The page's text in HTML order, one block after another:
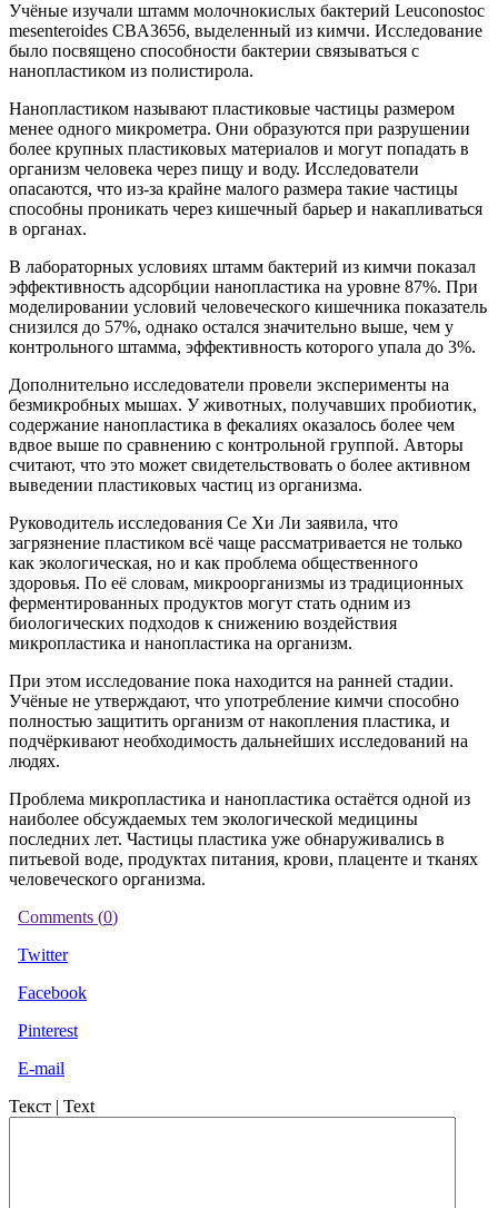
Учёные изучали штамм молочнокислых бактерий Leuconostoc
mesenteroides CBA3656, выделенный из кимчи. Исследование
было посвящено способности бактерии связываться с
нанопластиком из полистирола.
Нанопластиком называют пластиковые частицы размером
менее одного микрометра. Они образуются при разрушении
более крупных пластиковых материалов и могут попадать в
организм человека через пищу и воду. Исследователи
опасаются, что из-за крайне малого размера такие частицы
способны проникать через кишечный барьер и накапливаться
в органах.
В лабораторных условиях штамм бактерий из кимчи показал
эффективность адсорбции нанопластика на уровне 87%. При
моделировании условий человеческого кишечника показатель
снизился до 57%, однако остался значительно выше, чем у
контрольного штамма, эффективность которого упала до 3%.
Дополнительно исследователи провели эксперименты на
безмикробных мышах. У животных, получавших пробиотик,
содержание нанопластика в фекалиях оказалось более чем
вдвое выше по сравнению с контрольной группой. Авторы
считают, что это может свидетельствовать о более активном
выведении пластиковых частиц из организма.
Руководитель исследования Се Хи Ли заявила, что
загрязнение пластиком всё чаще рассматривается не только
как экологическая, но и как проблема общественного
здоровья. По её словам, микроорганизмы из традиционных
ферментированных продуктов могут стать одним из
биологических подходов к снижению воздействия
микропластика и нанопластика на организм.
При этом исследование пока находится на ранней стадии.
Учёные не утверждают, что употребление кимчи способно
полностью защитить организм от накопления пластика, и
подчёркивают необходимость дальнейших исследований на
людях.
Проблема микропластика и нанопластика остаётся одной из
наиболее обсуждаемых тем экологической медицины
последних лет. Частицы пластика уже обнаруживались в
питьевой воде, продуктах питания, крови, плаценте и тканях
человеческого организма.
Comments (0)
Twitter
Facebook
Pinterest
E-mail
Текст | Text